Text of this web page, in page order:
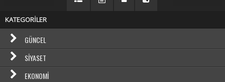
KATEGORİLER
GÜNCEL
SIYASET
EKONOMI